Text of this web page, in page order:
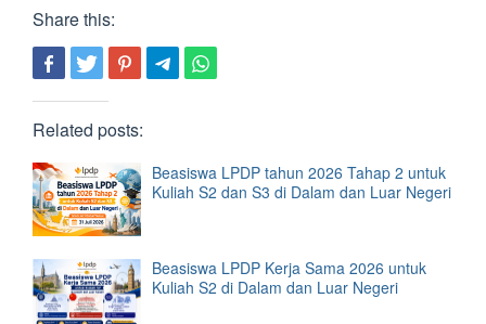
Share this:
Related posts:
Beasiswa LPDP tahun 2026 Tahap 2 untuk
Kuliah S2 dan S3 di Dalam dan Luar Negeri
Beasiswa LPDP Kerja Sama 2026 untuk
Kuliah S2 di Dalam dan Luar Negeri